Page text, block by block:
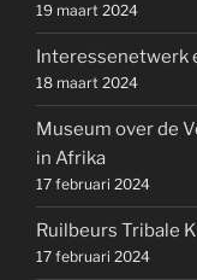
19 maart 2024
Interessenetwerk
18 maart 2024
Museum over de
in Afrika
17 februari 2024
Ruilbeurs Tribale
17 februari 2024